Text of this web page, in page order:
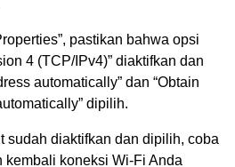
pastikan bahwa opsi
4 (TCP/IPv4)” diaktifkan dan
automatically” dan “Obtain
dipilih.
sudah diaktifkan dan dipilih, coba
kembali koneksi Wi-Fi Anda